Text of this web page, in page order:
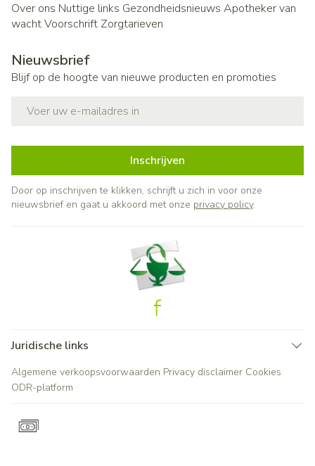
Over ons Nuttige links Gezondheidsnieuws Apotheker van
wachtVoorschrift Zorgtarieven
Nieuwsbrief
Blijf op de hoogte van nieuwe producten en promoties
Inschrijven
Door op inschrijven te klikken, schrijft u zich in voor onze
nieuwsbrief en gaat u akkoord met onze privacy policy.
Juridische links
Algemene verkoopsvoorwaarden Privacy disclaimer Cookies
ODR-platform